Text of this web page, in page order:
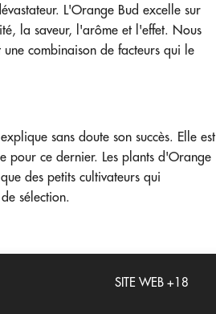
SITE WEB +18
L'Orange Bud excelle sur
la saveur, l'arôme et l'effet. Nous
combinaison de facteurs qui le
sans doute son succès. Elle est
pour ce dernier. Les plants d'Orange
des petits cultivateurs qui
sélection.